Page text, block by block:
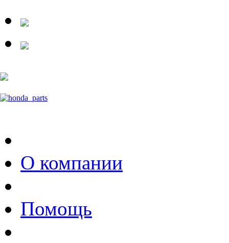
О компании
Помощь